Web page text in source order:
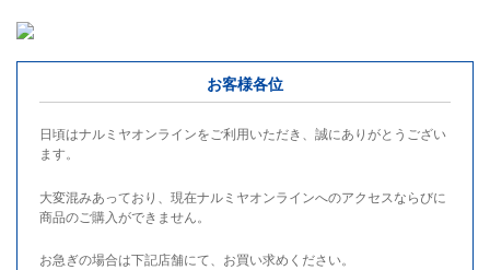
お客様各位
日頃はナルミヤオンラインをご利用いただき、誠にありがとうござい
ます。
大変混みあっており、現在ナルミヤオンラインへのアクセスならびに
商品のご購入ができません。
お急ぎの場合は下記店舗にて、お買い求めください。